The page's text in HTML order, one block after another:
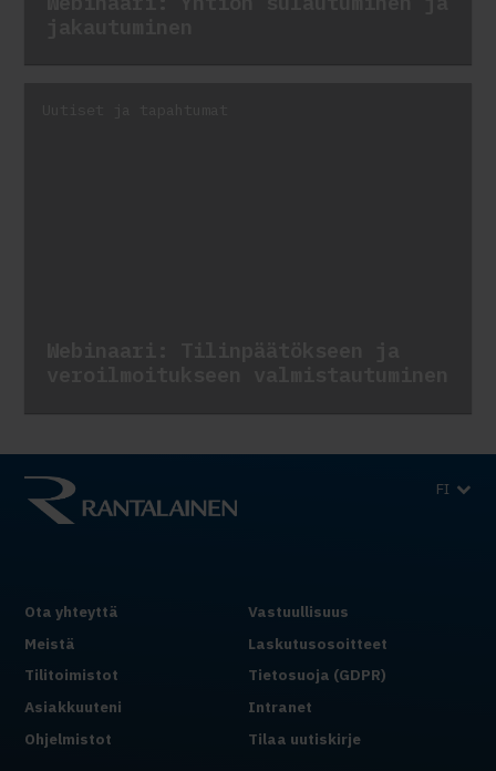
FI
Ota yhteyttä
Meistä
Tilitoimistot
Asiakkuuteni
Ohjelmistot
Vastuullisuus
Laskutusosoitteet
Tietosuoja (GDPR)
Intranet
Tilaa uutiskirje